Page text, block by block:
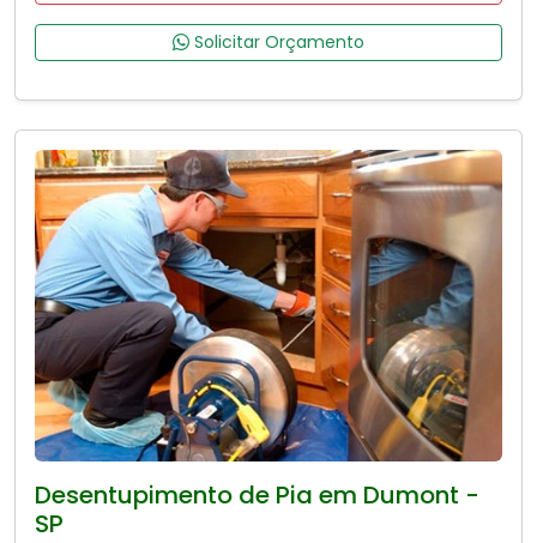
Solicitar Orçamento
Desentupimento de Pia em Dumont -
SP